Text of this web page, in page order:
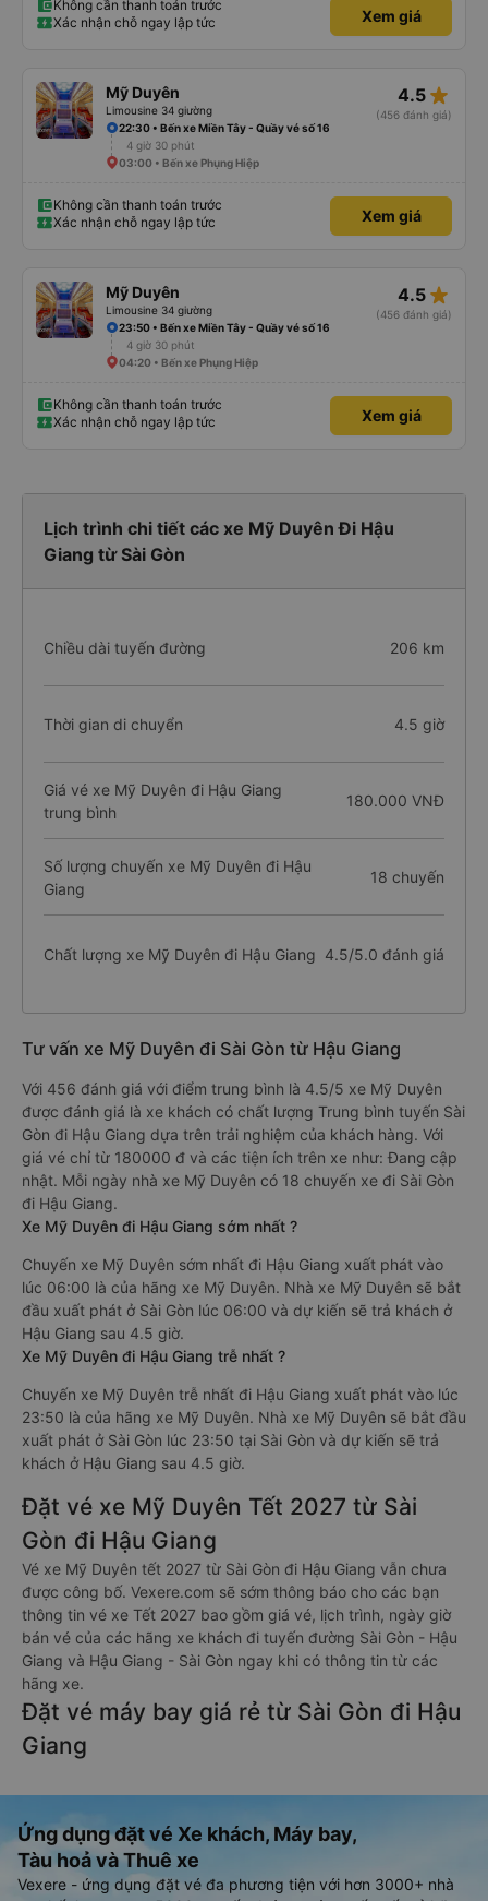
Không cần thanh toán trước
Xác nhận chỗ ngay lập tức
Xem giá
Mỹ Duyên
Limousine 34 giường
4.5 star_rate
(456 đánh giá)
22:30 • Bến xe Miền Tây - Quầy vé số 16
4 giờ 30 phút
03:00 • Bến xe Phụng Hiệp
Không cần thanh toán trước
Xác nhận chỗ ngay lập tức
Xem giá
Mỹ Duyên
Limousine 34 giường
4.5 star_rate
(456 đánh giá)
23:50 • Bến xe Miền Tây - Quầy vé số 16
4 giờ 30 phút
04:20 • Bến xe Phụng Hiệp
Không cần thanh toán trước
Xác nhận chỗ ngay lập tức
Xem giá
Lịch trình chi tiết các xe Mỹ Duyên Đi Hậu
Giang từ Sài Gòn
Chiều dài tuyến đường 206 km
Thời gian di chuyển 4.5 giờ
Giá vé xe Mỹ Duyên đi Hậu Giang
trung bình
180.000 VNĐ
Số lượng chuyến xe Mỹ Duyên đi Hậu
Giang
18 chuyến
Chất lượng xe Mỹ Duyên đi Hậu Giang 4.5/5.0 đánh giá
Tư vấn xe Mỹ Duyên đi Sài Gòn từ Hậu Giang
Với 456 đánh giá với điểm trung bình là 4.5/5 xe Mỹ Duyên
được đánh giá là xe khách có chất lượng Trung bình tuyến Sài
Gòn đi Hậu Giang dựa trên trải nghiệm của khách hàng. Với
giá vé chỉ từ 180000 đ và các tiện ích trên xe như: Đang cập
nhật. Mỗi ngày nhà xe Mỹ Duyên có 18 chuyến xe đi Sài Gòn
đi Hậu Giang.
Xe Mỹ Duyên đi Hậu Giang sớm nhất ?
Chuyến xe Mỹ Duyên sớm nhất đi Hậu Giang xuất phát vào
lúc 06:00 là của hãng xe Mỹ Duyên. Nhà xe Mỹ Duyên sẽ bắt
đầu xuất phát ở Sài Gòn lúc 06:00 và dự kiến sẽ trả khách ở
Hậu Giang sau 4.5 giờ.
Xe Mỹ Duyên đi Hậu Giang trễ nhất ?
Chuyến xe Mỹ Duyên trễ nhất đi Hậu Giang xuất phát vào lúc
23:50 là của hãng xe Mỹ Duyên. Nhà xe Mỹ Duyên sẽ bắt đầu
xuất phát ở Sài Gòn lúc 23:50 tại Sài Gòn và dự kiến sẽ trả
khách ở Hậu Giang sau 4.5 giờ.
Đặt vé xe Mỹ Duyên Tết 2027 từ Sài
Gòn đi Hậu Giang
Vé xe Mỹ Duyên tết 2027 từ Sài Gòn đi Hậu Giang vẫn chưa
được công bố. Vexere.com sẽ sớm thông báo cho các bạn
thông tin vé xe Tết 2027 bao gồm giá vé, lịch trình, ngày giờ
bán vé của các hãng xe khách đi tuyến đường Sài Gòn - Hậu
Giang và Hậu Giang - Sài Gòn ngay khi có thông tin từ các
hãng xe.
Đặt vé máy bay giá rẻ từ Sài Gòn đi Hậu
Giang
Ứng dụng đặt vé Xe khách, Máy bay,
Tàu hoả và Thuê xe
Vexere - ứng dụng đặt vé đa phương tiện với hơn 3000+ nhà